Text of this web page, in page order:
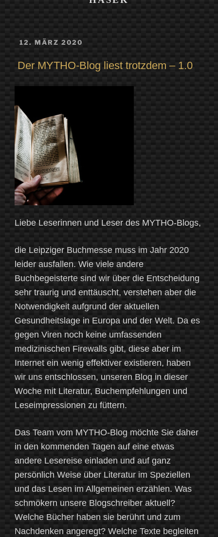
VERÖFFENTLICHT
12. MÄRZ 2020
Der MYTHO-Blog liest trotzdem – 1.0
Liebe Leserinnen und Leser des MYTHO-Blogs,
die Leipziger Buchmesse muss im Jahr 2020
leider ausfallen. Wie viele andere
Buchbegeisterte sind wir über die Entscheidung
sehr traurig und enttäuscht, verstehen aber die
Notwendigkeit aufgrund der aktuellen
Gesundheitslage in Europa und der Welt. Da es
gegen Viren noch keine umfassenden
medizinischen Firewalls gibt, diese aber im
Internet ein wenig effektiver existieren, haben
wir uns entschlossen, unseren Blog in dieser
Woche mit Literatur, Buchempfehlungen und
Leseimpressionen zu füttern.
Das Team vom MYTHO-Blog möchte Sie daher
in den kommenden Tagen auf eine etwas
andere Lesereise einladen und auf ganz
persönlich Weise über Literatur im Speziellen
und das Lesen im Allgemeinen erzählen. Was
schmökern unsere Blogschreiber aktuell?
Welche Bücher haben sie berührt und zum
Nachdenken angeregt? Welche Texte begleiten